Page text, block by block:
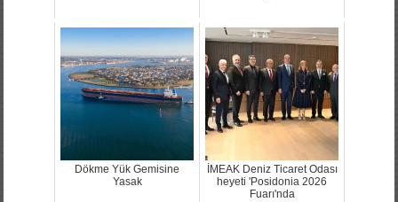
Dökme Yük Gemisine
Yasak
İMEAK Deniz Ticaret Odası
heyeti 'Posidonia 2026
Fuarı'nda